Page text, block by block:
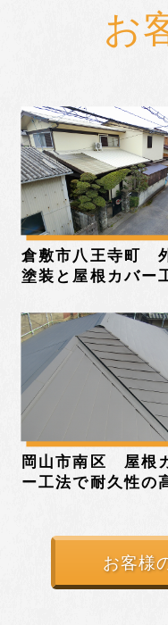
お
倉敷市八王寺町
塗装と屋根カバー
岡山市南区 屋根
ー工法で耐久性の
お客様